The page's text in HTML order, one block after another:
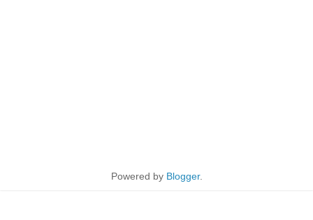
Powered by Blogger.